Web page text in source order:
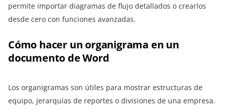
permite importar diagramas de flujo detallados o crearlos
desde cero con funciones avanzadas.
Cómo hacer un organigrama en un
documento de Word
Los organigramas son útiles para mostrar estructuras de
equipo, jerarquías de reportes o divisiones de una empresa.